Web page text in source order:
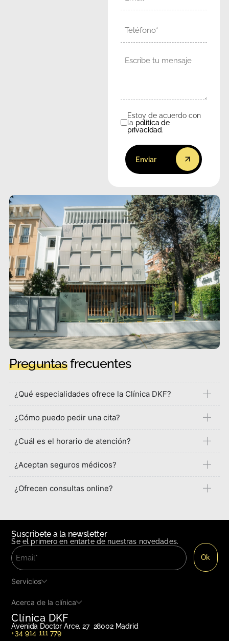
Consentimiento
Estoy de acuerdo con
la política de
privacidad.
Enviar
Preguntasfrecuentes
¿Qué especialidades ofrece la Clínica DKF?
¿Cómo puedo pedir una cita?
¿Cuál es el horario de atención?
¿Aceptan seguros médicos?
¿Ofrecen consultas online?
Clínica DKF
Avenida Doctor Arce, 27 28002 Madrid
+34 914 111 779
Suscribete a la newsletter
Se el primero en entarte de nuestras novedades.
Servicios
Acerca de la clínica